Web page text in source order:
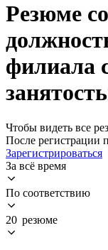
Резюме
филиала
Чтобы видеть все
После регистрации
Зарегистрироваться
За всё время
По соответствию
20 резюме